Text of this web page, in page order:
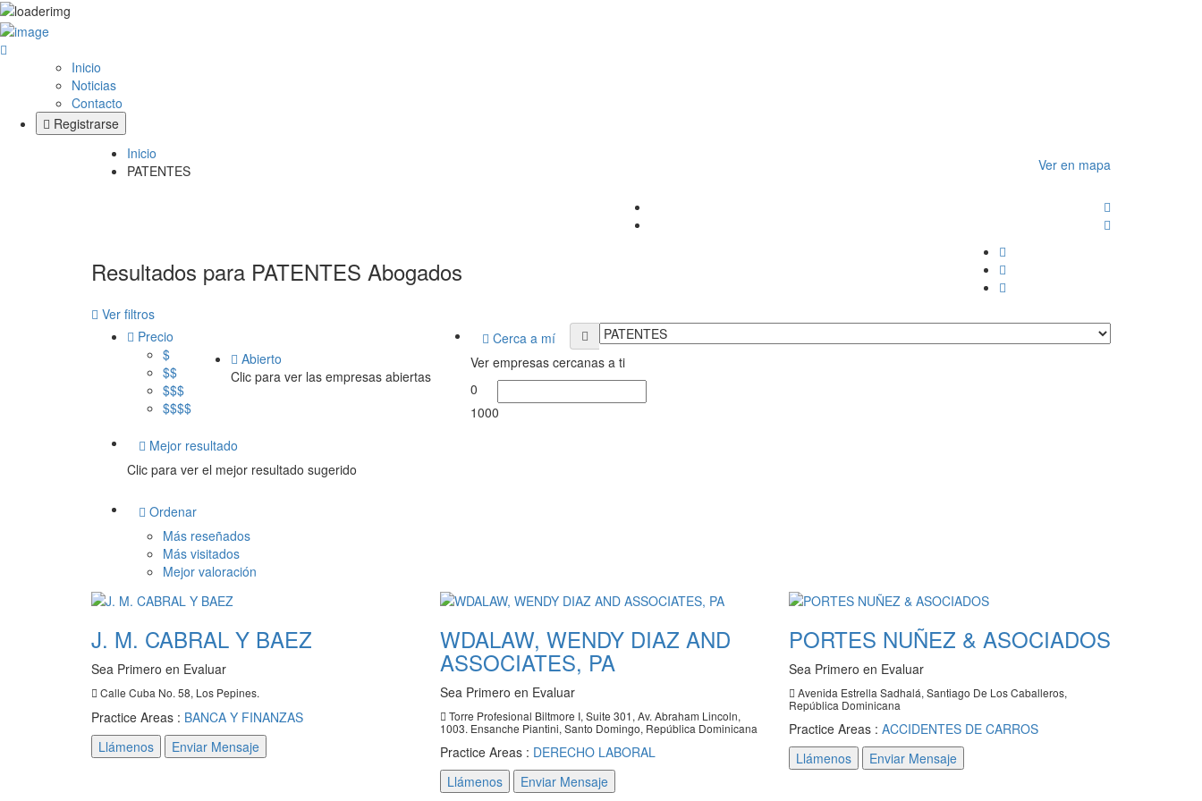
Inicio
Noticias
Contacto
Registrarse
Inicio
PATENTES
Ver en mapa
Resultados para PATENTES Abogados
Ver filtros
Precio
$
$$
$$$
$$$$
Abierto
Clic para ver las empresas abiertas
Cerca a mí
Ver empresas cercanas a ti
0
1000
Mejor resultado
Clic para ver el mejor resultado sugerido
Ordenar
Más reseñados
Más visitados
Mejor valoración
J. M. CABRAL Y BAEZ
Sea Primero en Evaluar
Calle Cuba No. 58, Los Pepines.
Practice Areas : BANCA Y FINANZAS
Llámenos
Enviar Mensaje
WDALAW, WENDY DIAZ AND
ASSOCIATES, PA
Sea Primero en Evaluar
Torre Profesional Biltmore I, Suite 301, Av. Abraham Lincoln,
1003. Ensanche Piantini, Santo Domingo, República Dominicana
Practice Areas : DERECHO LABORAL
Llámenos
Enviar Mensaje
PORTES NUÑEZ & ASOCIADOS
Sea Primero en Evaluar
Avenida Estrella Sadhalá, Santiago De Los Caballeros,
República Dominicana
Practice Areas : ACCIDENTES DE CARROS
Llámenos
Enviar Mensaje